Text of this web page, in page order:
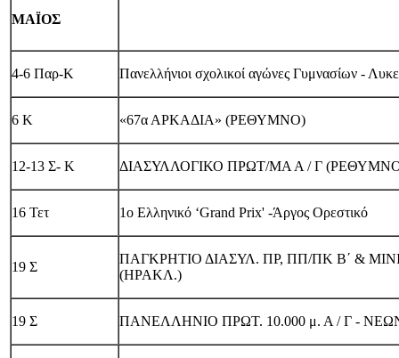
ΜΑΪΟΣ
4-6 Παρ-Κ Πανελλήνιοι σχολικοί αγώνες Γυμνασίων -
6 Κ «67α ΑΡΚΑΔΙΑ» (ΡΕΘΥΜΝΟ)
12-13 Σ- Κ ΔΙΑΣΥΛΛΟΓΙΚΟ ΠΡΩΤ/ΜΑ Α / Γ
16 Τετ 1ο Ελληνικό ‘Grand Prix' -Άργος Ορεστικό
19 Σ
ΠΑΓΚΡΗΤΙΟ ΔΙΑΣΥΛ. ΠΡ, ΠΠ/ΠΚ Β΄ &
(ΗΡΑΚΛ.)
19 Σ ΠΑΝΕΛΛΗΝΙΟ ΠΡΩΤ. 10.000 μ. Α / Γ -